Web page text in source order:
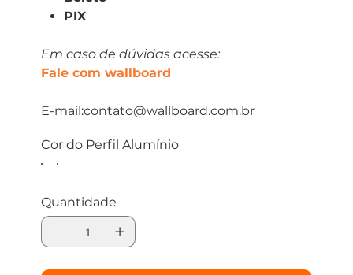
PIX
Em caso de dúvidas acesse:
Fale com wallboard
E-mail:contato@wallboard.com.br
Cor do Perfil Alumínio
Quantidade